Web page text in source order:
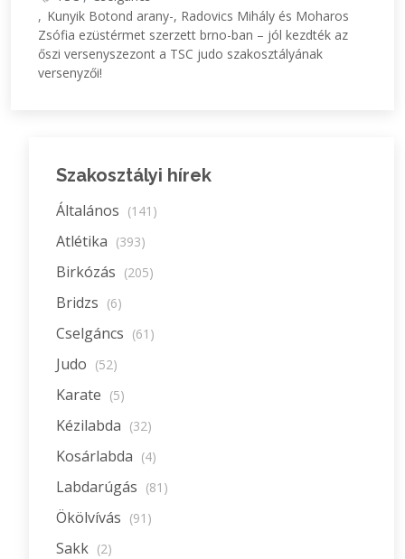
Kunyik Botond arany-, Radovics Mihály és Moharos
Zsófia ezüstérmet szerzett brno-ban – jól kezdték az
őszi versenyszezont a TSC judo szakosztályának
versenyzői!
Szakosztályi hírek
Általános (141)
Atlétika (393)
Birkózás (205)
Bridzs (6)
Cselgáncs (61)
Judo (52)
Karate (5)
Kézilabda (32)
Kosárlabda (4)
Labdarúgás (81)
Ökölvívás (91)
Sakk (2)